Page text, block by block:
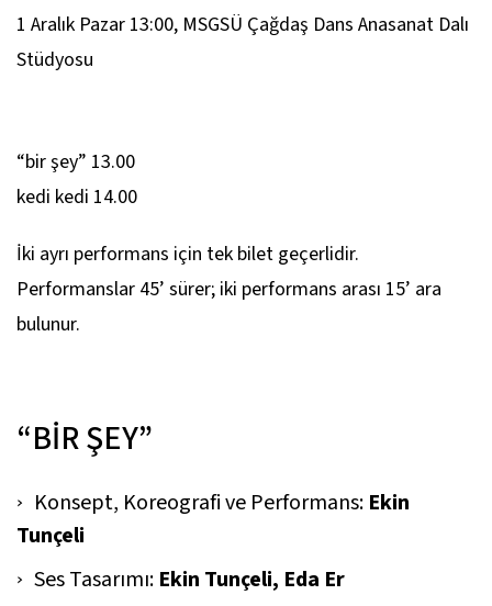
1 Aralık Pazar 13:00, MSGSÜ Çağdaş Dans Anasanat Dalı
Stüdyosu
“bir şey” 13.00
kedi kedi 14.00
İki ayrı performans için tek bilet geçerlidir.
Performanslar 45’ sürer; iki performans arası 15’ ara
bulunur.
“BİR ŞEY”
Konsept, Koreografi ve Performans: Ekin
Tunçeli
Ses Tasarımı: Ekin Tunçeli, Eda Er